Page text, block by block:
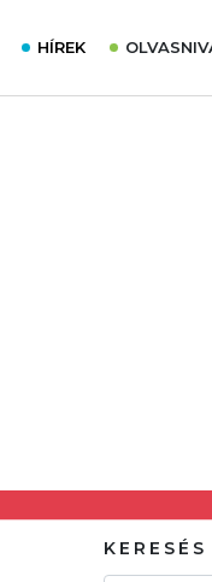
HÍREK
KERESÉS